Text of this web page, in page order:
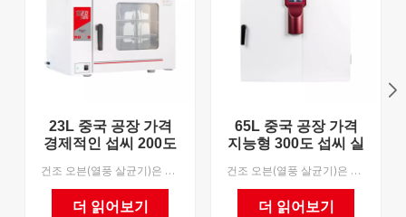
23L 중국 공장 가격
경제적인 섭씨 200도
건조 오븐(열풍 살균기)은 산업 및 광업 기업, 실험실 및 과학 연구 기관의 건조, 베이킹, 용해 및 살균에 적용 가능합니다. 우리는 OEM을 지원합니다.
더 읽어보기
65L 중국 공장 가격
지능형 300도 섭씨 실
건조 오븐(열풍 살균기)은 산업 및 광업 기업, 실험실 및 과학 연구 기관의 건조, 베이킹, 용해 및 살균에 적용 가능합니다. 우리는 OEM을 지원합니다.
더 읽어보기